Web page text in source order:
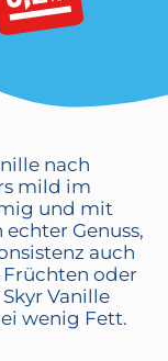
nach
mild im
und mit
Genuss,
auch
oder
Vanille
wenig Fett.